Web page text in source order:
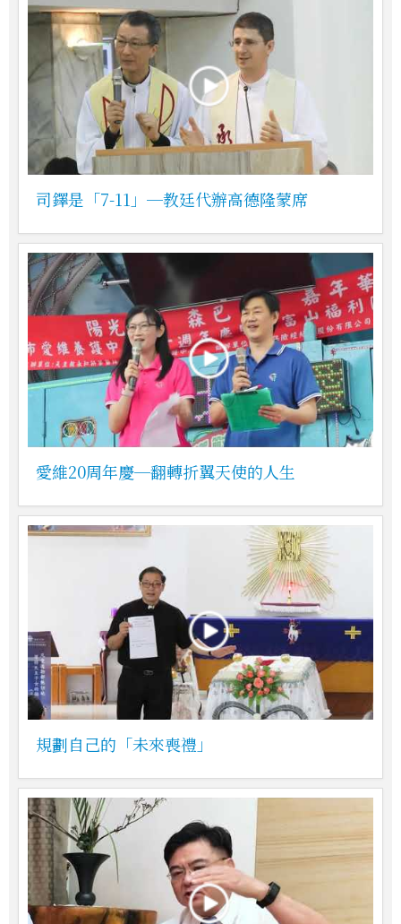
司鐸是「7-11」─教廷代辦高德隆蒙席
愛維20周年慶─翻轉折翼天使的人生
規劃自己的「未來喪禮」